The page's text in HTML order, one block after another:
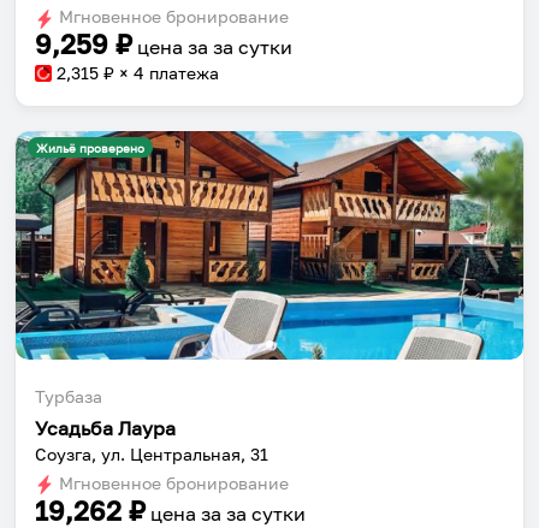
Мгновенное бронирование
9,259 ₽ цена за за сутки
2,315 ₽ × 4 платежа
Жильё проверено
Турбаза
Усадьба Лаура
Соузга, ул. Центральная, 31
Мгновенное бронирование
19,262 ₽ цена за за сутки